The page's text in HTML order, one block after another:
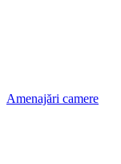
Amenajări camere